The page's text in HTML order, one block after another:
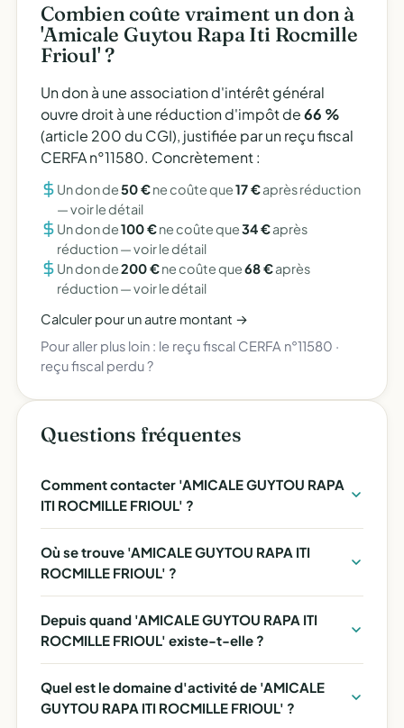
Combien coûte vraiment un don à
'Amicale Guytou Rapa Iti Rocmille
Frioul' ?
Un don à une association d'intérêt général
ouvre droit à une réduction d'impôt de66 %
(article 200 du CGI), justifiée par un reçu fiscal
CERFA n°11580. Concrètement :
Un don de50 €ne coûte que17 €après réduction
—voir le détail
Un don de100 €ne coûte que34 €après
réduction —voir le détail
Un don de200 €ne coûte que68 €après
réduction —voir le détail
Calculer pour un autre montant →
Pour aller plus loin : le reçu fiscal CERFA n°11580 ·
reçu fiscal perdu ?
Questions fréquentes
Comment contacter 'AMICALE GUYTOU RAPA
ITI ROCMILLE FRIOUL' ?
Où se trouve 'AMICALE GUYTOU RAPA ITI
ROCMILLE FRIOUL' ?
Depuis quand 'AMICALE GUYTOU RAPA ITI
ROCMILLE FRIOUL' existe-t-elle ?
Quel est le domaine d'activité de 'AMICALE
GUYTOU RAPA ITI ROCMILLE FRIOUL' ?